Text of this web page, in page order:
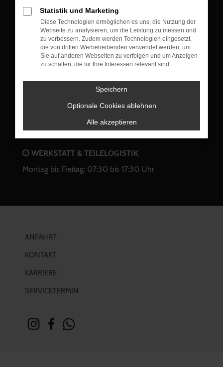
83607 Holzkirchen
+49 8024 10 04
VERKAUF
Freitag : 09:00 bis 17:30 Uhr
+49 8024 4773130
WERKSTATT & TEILELOGISTIK
Montag bis Freitag: 07:30 bis 17:30 Uhr
ANFAHRT
KONTAKT
KARRIERE
SERVICETERMIN
Statistik und Marketing
Diese Technologien ermöglichen es uns, die Nutzung der
Webseite zu analysieren, um die Leistung zu messen und
zu verbessern. Zudem werden Technologien eingesetzt,
die von dritten Werbetreibenden verwendet werden, um
Sie auf anderen Webseiten zu verfolgen und um Anzeigen
zu schalten, die für Ihre Interessen relevant sind.
Speichern
Optionale Cookies ablehnen
Alle akzeptieren